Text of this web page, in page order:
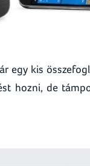
egy kis
hozni, de